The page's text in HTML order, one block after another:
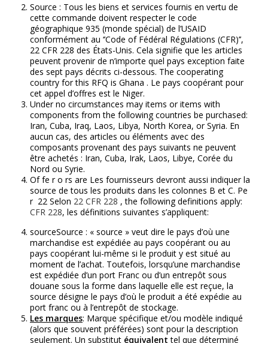
Source : Tous les biens et services fournis en vertu de
cette commande doivent respecter le code
géographique 935 (monde spécial) de l’USAID
conformément au ‘’Code of Fédéral Régulations (CFR)’’,
22 CFR 228 des États-Unis. Cela signifie que les articles
peuvent provenir de n’importe quel pays exception faite
des sept pays décrits ci-dessous. The cooperating
country for this RFQ is Ghana . Le pays coopérant pour
cet appel d’offres est le Niger.
Under no circumstances may items or items with
components from the following countries be purchased:
Iran, Cuba, Iraq, Laos, Libya, North Korea, or Syria. En
aucun cas, des articles ou éléments avec des
composants provenant des pays suivants ne peuvent
être achetés : Iran, Cuba, Irak, Laos, Libye, Corée du
Nord ou Syrie.
Of fe r o rs are Les fournisseurs devront aussi indiquer la
source de tous les produits dans les colonnes B et C. Pe
r 22 Selon 22 CFR 228 , the following definitions apply:
CFR 228, les définitions suivantes s’appliquent:
sourceSource : « source » veut dire le pays d’où une
marchandise est expédiée au pays coopérant ou au
pays coopérant lui-même si le produit y est situé au
moment de l’achat. Toutefois, lorsqu’une marchandise
est expédiée d’un port Franc ou d’un entrepôt sous
douane sous la forme dans laquelle elle est reçue, la
source désigne le pays d’où le produit a été expédie au
port franc ou à l’entrepôt de stockage.
Les marques: Marque spécifique et/ou modèle indiqué
(alors que souvent préférées) sont pour la description
seulement. Un substitut équivalent tel que déterminé